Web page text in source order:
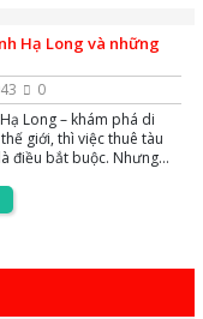
Hạ Long và những
0
Long – khám phá di
giới, thì việc thuê tàu
điều bắt buộc. Nhưng
bị chặt chém? Chi phí
Long là bao nhiêu?